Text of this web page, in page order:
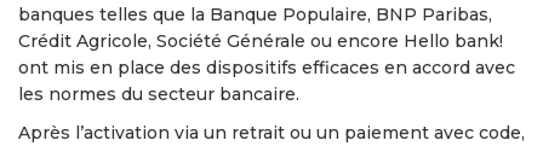
banques telles que la Banque Populaire, BNP Paribas,
Crédit Agricole, Société Générale ou encore Hello bank!
ont mis en place des dispositifs efficaces en accord avec
les normes du secteur bancaire.
Après l’activation via un retrait ou un paiement avec code,